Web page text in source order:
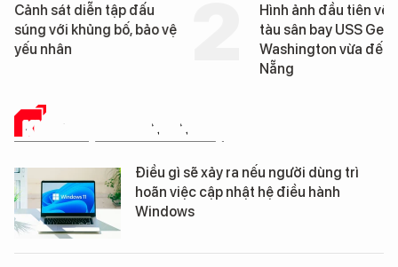
Hình ảnh đầu tiên về siêu
tàu sân bay USS George
Washington vừa đến Đà
Đà Nẵng sẽ đầu tư
6.200 tỷ đồng xây
Bến cảng Liên
đoạn 2
KHOA HỌC - CÔNG NGHỆ
Điều gì sẽ xảy ra nếu người dùng trì
hoãn việc cập nhật hệ điều hành
Windows